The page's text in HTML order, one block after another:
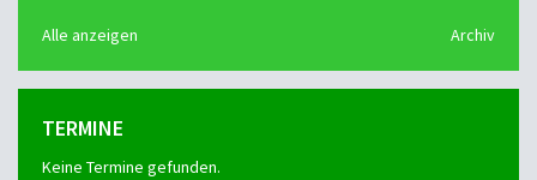
Alle anzeigen Archiv
TERMINE
Keine Termine gefunden.